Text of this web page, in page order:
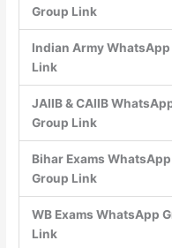
Group Link
Indian Army WhatsApp
Link
JAIIB & CAIIB
Group Link
Bihar Exams WhatsApp
Group Link
WB Exams WhatsApp
Link